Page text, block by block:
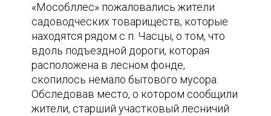
«Мособллес» пожаловались жители
садоводческих товариществ, которые
находятся рядом с п. Часцы, о том, что
вдоль подъездной дороги, которая
расположена в лесном фонде,
скопилось немало бытового мусора.
Обследовав место, о котором сообщили
жители, старший участковый лесничий